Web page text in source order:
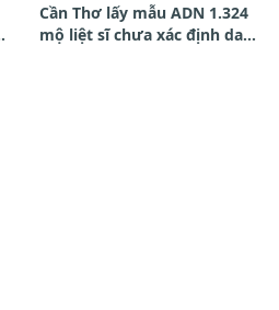
Cần Thơ lấy mẫu ADN 1.324
mộ liệt sĩ chưa xác định danh